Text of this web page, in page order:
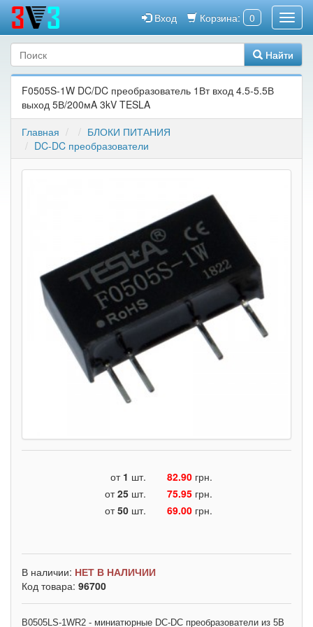
Корзина: 0
Вход
Найти
F0505S-1W DC/DC преобразователь 1Вт вход 4.5-5.5В
выход 5В/200мA 3kV TESLA
Главная
БЛОКИ ПИТАНИЯ
DC-DC преобразователи
от 1 шт. 82.90 грн.
от25 шт. 75.95 грн.
от50 шт. 69.00 грн.
В наличии: НЕТ В НАЛИЧИИ
Код товара: 96700
B0505LS-1WR2 - миниатюрные DC-DC преобразователи из 5В